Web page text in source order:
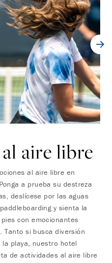
aire libre
al aire libre en
a prueba su destreza
deslícese por las aguas
y sienta la
con emocionantes
Tanto si busca diversión
playa, nuestro hotel
de actividades al aire libre